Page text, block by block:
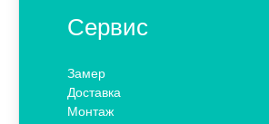
Сервис
Замер
Доставка
Монтаж